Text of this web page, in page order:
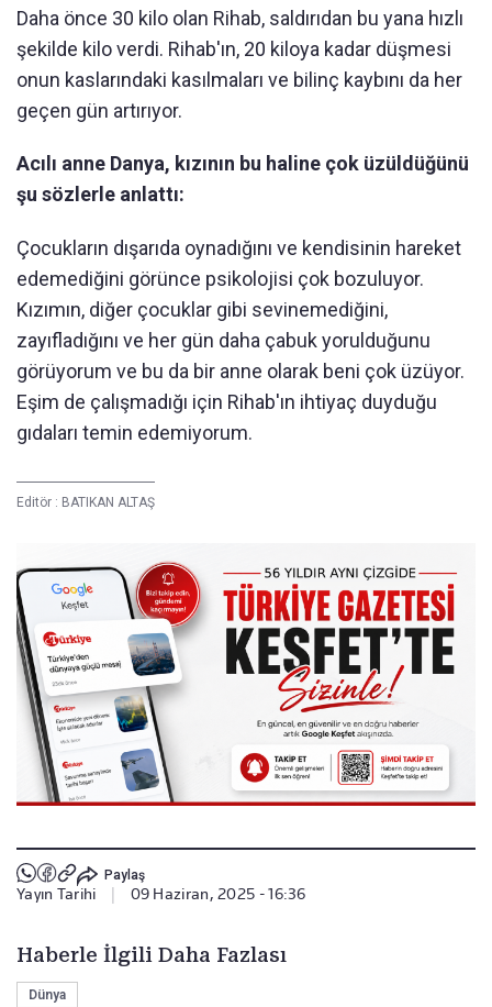
Daha önce 30 kilo olan Rihab, saldırıdan bu yana hızlı
şekilde kilo verdi. Rihab'ın, 20 kiloya kadar düşmesi
onun kaslarındaki kasılmaları ve bilinç kaybını da her
geçen gün artırıyor.
Acılı anne Danya, kızının bu haline çok üzüldüğünü
şu sözlerle anlattı:
Çocukların dışarıda oynadığını ve kendisinin hareket
edemediğini görünce psikolojisi çok bozuluyor.
Kızımın, diğer çocuklar gibi sevinemediğini,
zayıfladığını ve her gün daha çabuk yorulduğunu
görüyorum ve bu da bir anne olarak beni çok üzüyor.
Eşim de çalışmadığı için Rihab'ın ihtiyaç duyduğu
gıdaları temin edemiyorum.
Editör : BATIKAN ALTAŞ
Paylaş
Yayın Tarihi 09 Haziran, 2025 - 16:36
Haberle İlgili Daha Fazlası
Dünya